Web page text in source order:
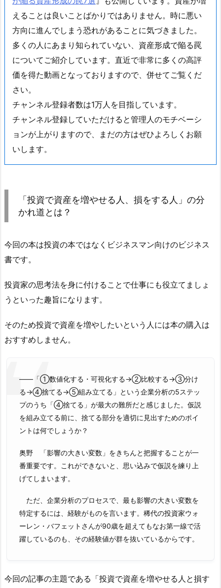
えることは良いことばかりではありません。時に悪い
方向に進んでしまう恐れがあることに気づきました。
多くの人にあまり知られていない、資産形成で陥る罠
についてご紹介しています。直近で非常に多くの高評
価を得た動画となっておりますので、併せてご覧くだ
さい。
チャンネル登録者数は1万人を目指しています。
チャンネル登録していただけると管理人のモチベーシ
ョンが上がりますので、まだの方はぜひよろしくお願
いします。
「投資で資産を増やせる人、損をする人」の分
かれ道とは？
今回の本は投資の本ではなくビジネスマン向けのビジネス
書です。
投資家の思考法を身に付けることで仕事にも役立てましょ
うといった趣旨になります。
そのため投資で資産を増やしたいという人には本の購入は
おすすめしません。
――「①数値化する・可視化する→②比較する→③分け
る→④捨てる→⑤組み立てる」という企業分析の5ステッ
プのうち「④捨てる」が最大の難所だと感じました。仮説
を組み立てる前に、捨てる部分を適切に見出すためのポイ
ントは何でしょうか？
奥野 「影響の大きい変数」をきちんと把握することが一
番重要です。これができないと、思い込みで仮説を練り上
げてしまいます。
ただ、企業分析のプロセスで、最も影響の大きい変数を
特定するには、経験がものを言います。稀代の投資家ウォ
ーレン・バフェットさんが90歳を超えてもなお第一線で活
躍しているのも、その経験値が群を抜いているからです。
今回の記事の主題である「投資で資産を増やせる人と損す